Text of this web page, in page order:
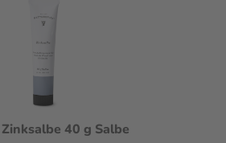
Zinksalbe 40 g Salbe